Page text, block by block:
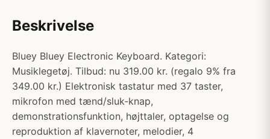
Beskrivelse
Bluey Bluey Electronic Keyboard. Kategori:
Musiklegetøj. Tilbud: nu 319.00 kr. (regalo 9% fra
349.00 kr.) Elektronisk tastatur med 37 taster,
mikrofon med tænd/sluk-knap,
demonstrationsfunktion, højttaler, optagelse og
reproduktion af klavernoter, melodier, 4